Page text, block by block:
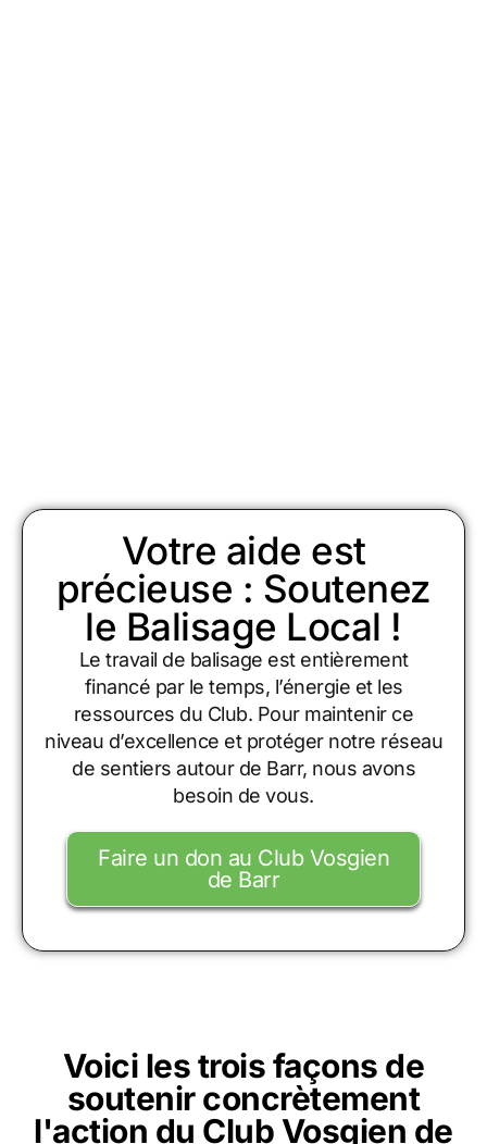
Votre aide est
précieuse : Soutenez
le Balisage Local !
Le travail de balisage est entièrement
financé par le temps, l’énergie et les
ressources du Club. Pour maintenir ce
niveau d’excellence et protéger notre réseau
de sentiers autour de Barr, nous avons
besoin de vous.
Faire un don au Club Vosgien
de Barr
Voici les trois façons de
soutenir concrètement
l'action du Club Vosgien de